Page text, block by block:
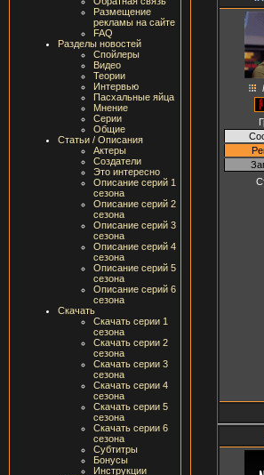
Размещение
рекламы на сайте
FAQ
Разделы новостей
Спойлеры
Видео
Теории
Интервью
Пасхальные яйца
Мнение
Серии
Общие
Статьи / Описания
Актеры
Создатели
Это интересно
Описание серий 1
сезона
Описание серий 2
сезона
Описание серий 3
сезона
Описание серий 4
сезона
Описание серий 5
сезона
Описание серий 6
сезона
Скачать
Скачать серии 1
сезона
Скачать серии 2
сезона
Скачать серии 3
сезона
Скачать серии 4
сезона
Скачать серии 5
сезона
Скачать серии 6
сезона
Субтитры
Бонусы
Инструкции